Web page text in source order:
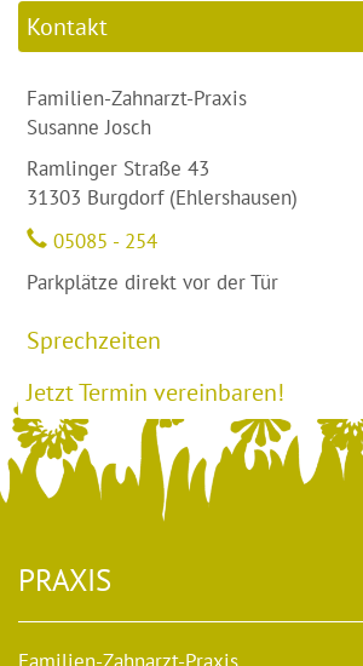
Kontakt
Familien-Zahnarzt-Praxis
Susanne Josch
Ramlinger Straße 43
31303 Burgdorf (Ehlershausen)
05085 - 254
Parkplätze direkt vor der Tür
Sprechzeiten
Jetzt Termin vereinbaren!
PRAXIS